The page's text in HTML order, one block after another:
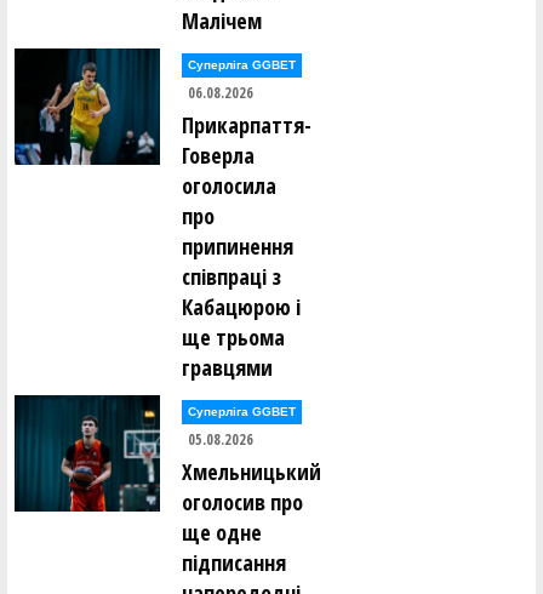
Богдан Капелян ()
Микита Каравашкін ()
Даніїл Карпов ()
Владислав Кікоть ()
Ігор Кісліцин ()
Антон Кітаєв ()
Марина Коваль ()
Вадим Ковальов ()
Максим Ковтун ()
Ярослав Кожушко ()
Олександр Коломієць ()
Андрій Кондратенко ()
Андрій Коростильов ()
Катерина Коротюк ()
Костянтин Котов ()
Максим Кравець ()
Олексій Кравченко ()
Микита Красюк ()
Юрій Кривун ()
Юрій Кривун ()
Олександр Кубашевський ()
Данило Кузьменко ()
Малічем
Суперліга GGBET
06.08.2026
Прикарпаття-
Говерла
оголосила
про
припинення
співпраці з
Кабацюрою і
ще трьома
гравцями
Суперліга GGBET
05.08.2026
Хмельницький
оголосив про
ще одне
підписання